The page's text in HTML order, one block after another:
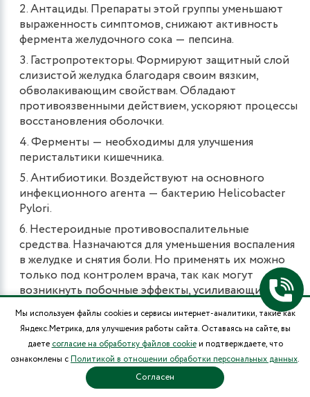
Антациды. Препараты этой группы уменьшают
выраженность симптомов, снижают активность
фермента желудочного сока ― пепсина.
Гастропротекторы. Формируют защитный слой
слизистой желудка благодаря своим вязким,
обволакивающим свойствам. Обладают
противоязвенными действием, ускоряют процессы
восстановления оболочки.
Ферменты ― необходимы для улучшения
перистальтики кишечника.
Антибиотики. Воздействуют на основного
инфекционного агента ― бактерию Helicobacter
Pylori.
Нестероидные противовоспалительные
средства. Назначаются для уменьшения воспаления
в желудке и снятия боли. Но применять их можно
только под контролем врача, так как могут
возникнуть побочные эффекты, усиливающие
симптомы хронического гастрита.
Коррекция питания и образа жизни
Чем лечить гастрит помимо лекарств?
Мы используем файлы cookies и сервисы интернет-аналитики, такие как
Яндекс.Метрика, для улучшения работы сайта. Оставаясь на сайте, вы
даете согласие на обработку файлов cookieи подтверждаете, что
ознакомлены сПолитикой в отношении обработки персональных данных.
Согласен